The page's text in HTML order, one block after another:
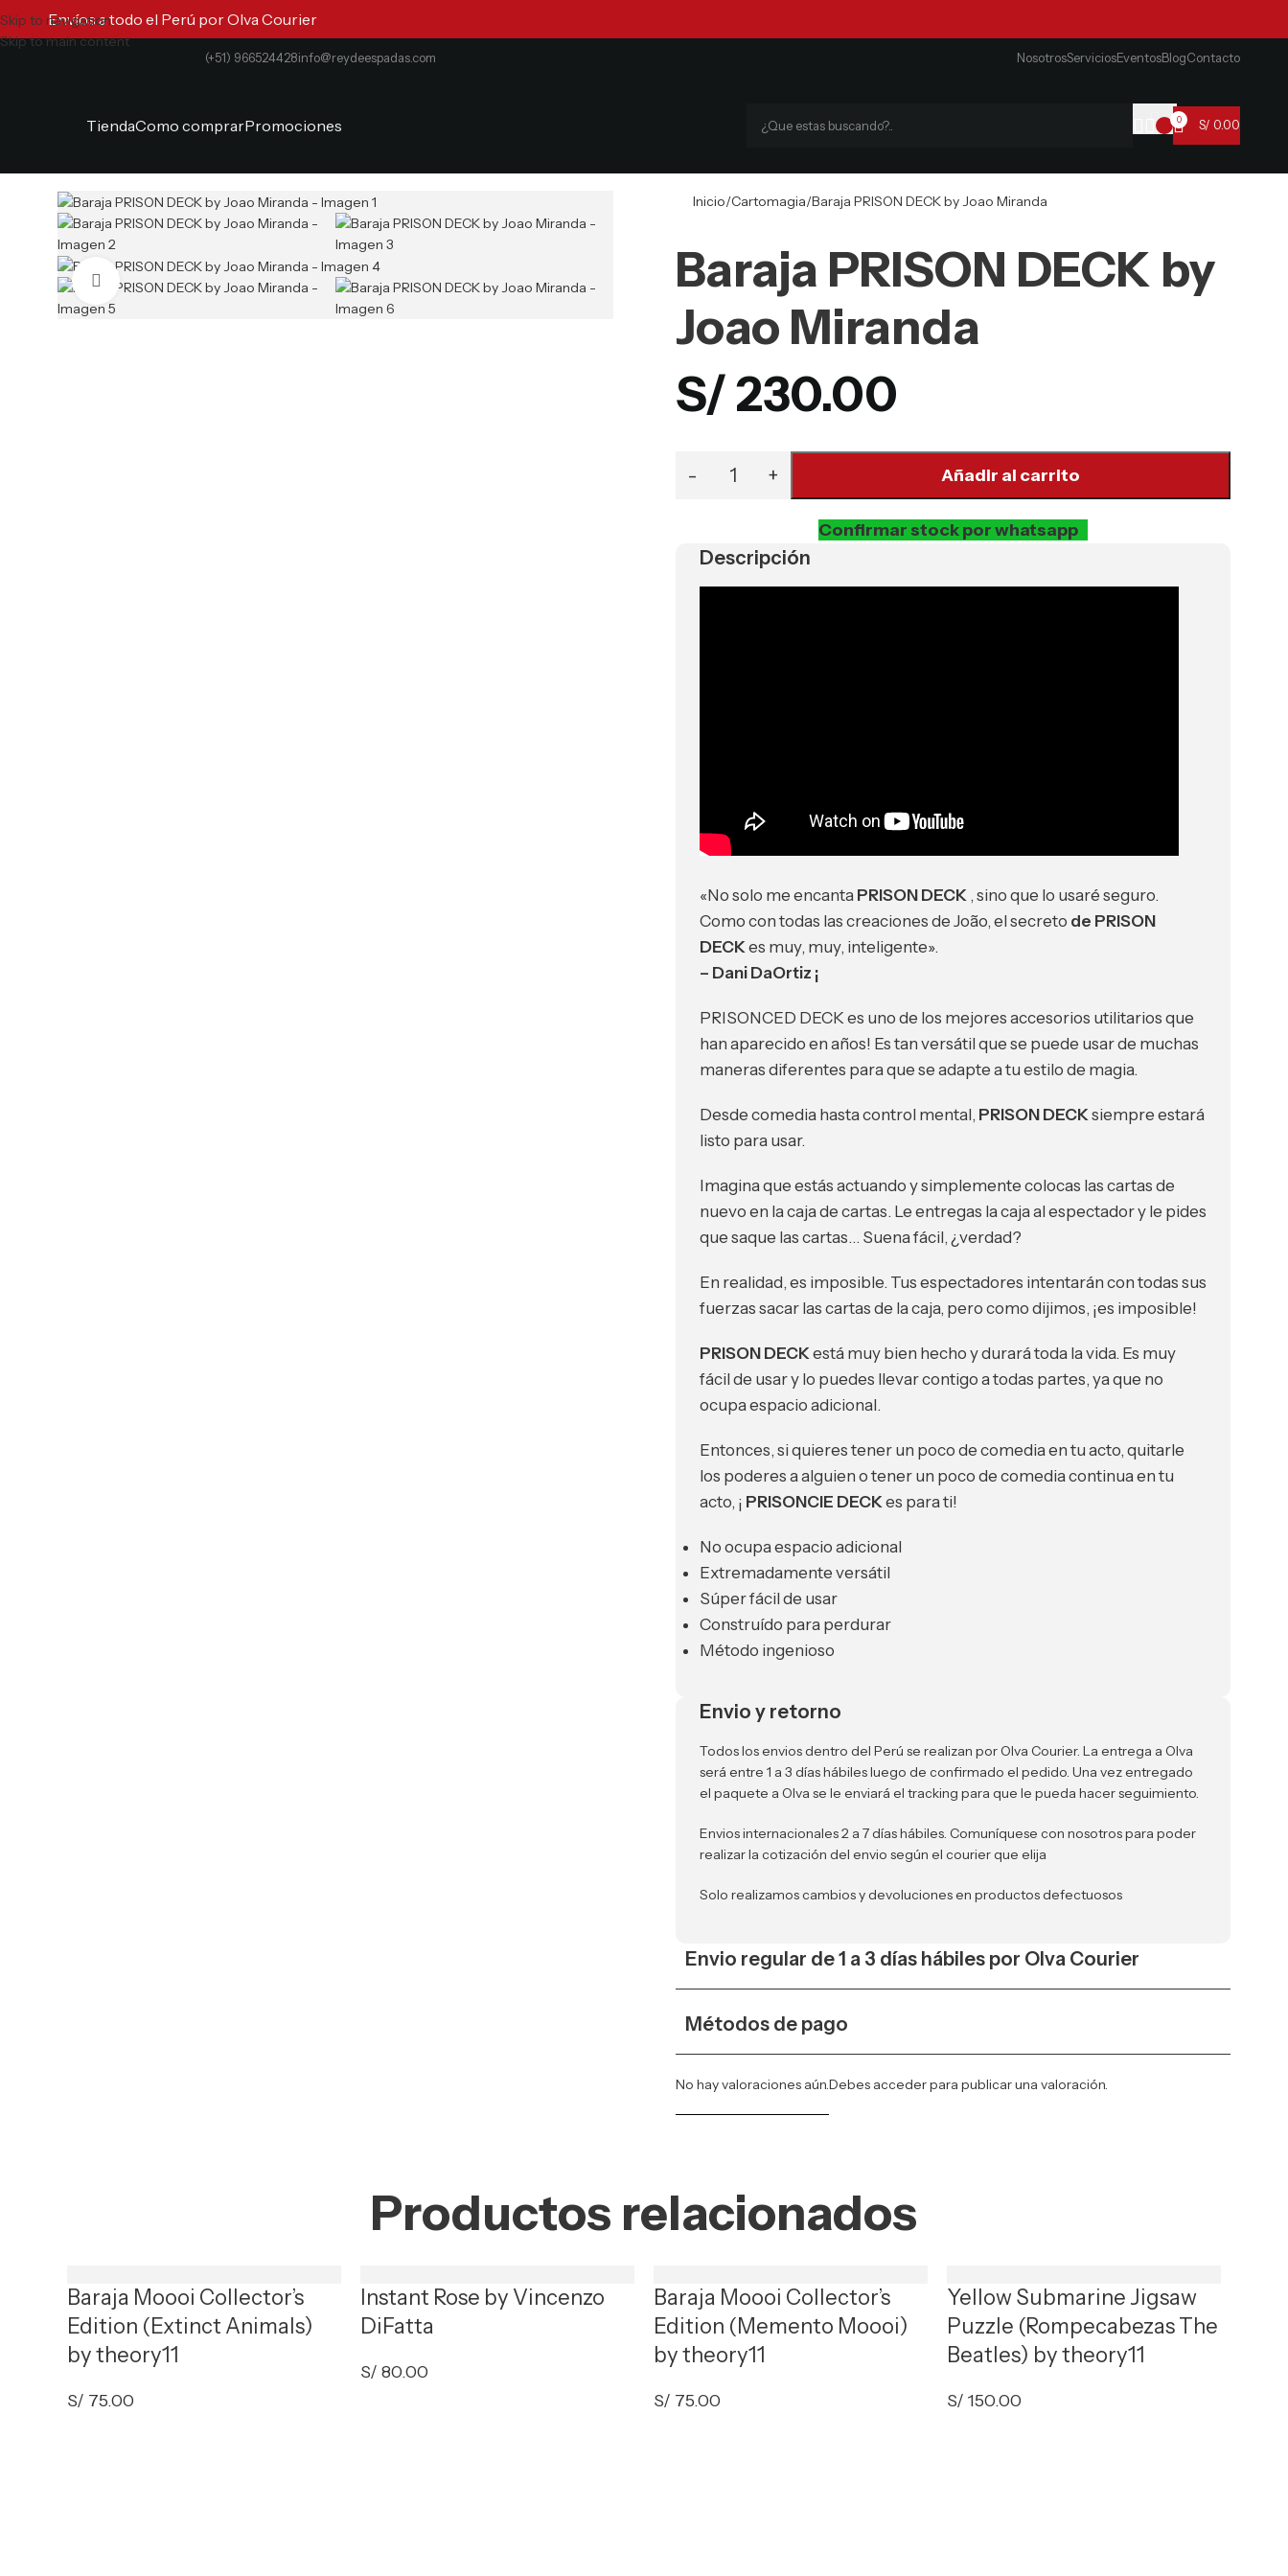
Skip to navigation
Skip to main content
Envíos a todo el Perú por Olva Courier
(+51) 966524428info@reydeespadas.com NosotrosServiciosEventosBlogContacto
TiendaComo comprarPromociones 0 S/ 0.00
Clic para ampliar
Inicio Cartomagia Baraja PRISON DECK by Joao Miranda
Baraja PRISON DECK by
Joao Miranda
S/230.00
Añadir al carrito
Confirmar stock por whatsapp
Descripción
«No solo me encanta PRISON DECK , sino que lo usaré seguro.
Como con todas las creaciones de João, el secreto de PRISON
DECK es muy, muy, inteligente».
– Dani DaOrtiz ¡
PRISONCED DECK es uno de los mejores accesorios utilitarios que
han aparecido en años! Es tan versátil que se puede usar de muchas
maneras diferentes para que se adapte a tu estilo de magia.
Desde comedia hasta control mental, PRISON DECK siempre estará
listo para usar.
Imagina que estás actuando y simplemente colocas las cartas de
nuevo en la caja de cartas. Le entregas la caja al espectador y le pides
que saque las cartas… Suena fácil, ¿verdad?
En realidad, es imposible. Tus espectadores intentarán con todas sus
fuerzas sacar las cartas de la caja, pero como dijimos, ¡es imposible!
PRISON DECK está muy bien hecho y durará toda la vida. Es muy
fácil de usar y lo puedes llevar contigo a todas partes, ya que no
ocupa espacio adicional.
Entonces, si quieres tener un poco de comedia en tu acto, quitarle
los poderes a alguien o tener un poco de comedia continua en tu
acto, ¡ PRISONCIE DECK es para ti!
No ocupa espacio adicional
Extremadamente versátil
Súper fácil de usar
Construído para perdurar
Método ingenioso
Envio y retorno
Todos los envios dentro del Perú se realizan por Olva Courier. La entrega a Olva
será entre 1 a 3 días hábiles luego de confirmado el pedido. Una vez entregado
el paquete a Olva se le enviará el tracking para que le pueda hacer seguimiento.
Envios internacionales 2 a 7 días hábiles. Comuníquese con nosotros para poder
realizar la cotización del envio según el courier que elija
Solo realizamos cambios y devoluciones en productos defectuosos
Envio regular de 1 a 3 días hábiles por Olva Courier
Métodos de pago
No hay valoraciones aún.Debes accederpara publicar una valoración.
Productos relacionados
Baraja Moooi Collector’s
Edition (Extinct Animals)
by theory11
S/ 75.00
Instant Rose by Vincenzo
DiFatta
S/ 80.00
Baraja Moooi Collector’s
Edition (Memento Moooi)
by theory11
S/ 75.00
Yellow Submarine Jigsaw
Puzzle (Rompecabezas The
Beatles) by theory11
S/ 150.00